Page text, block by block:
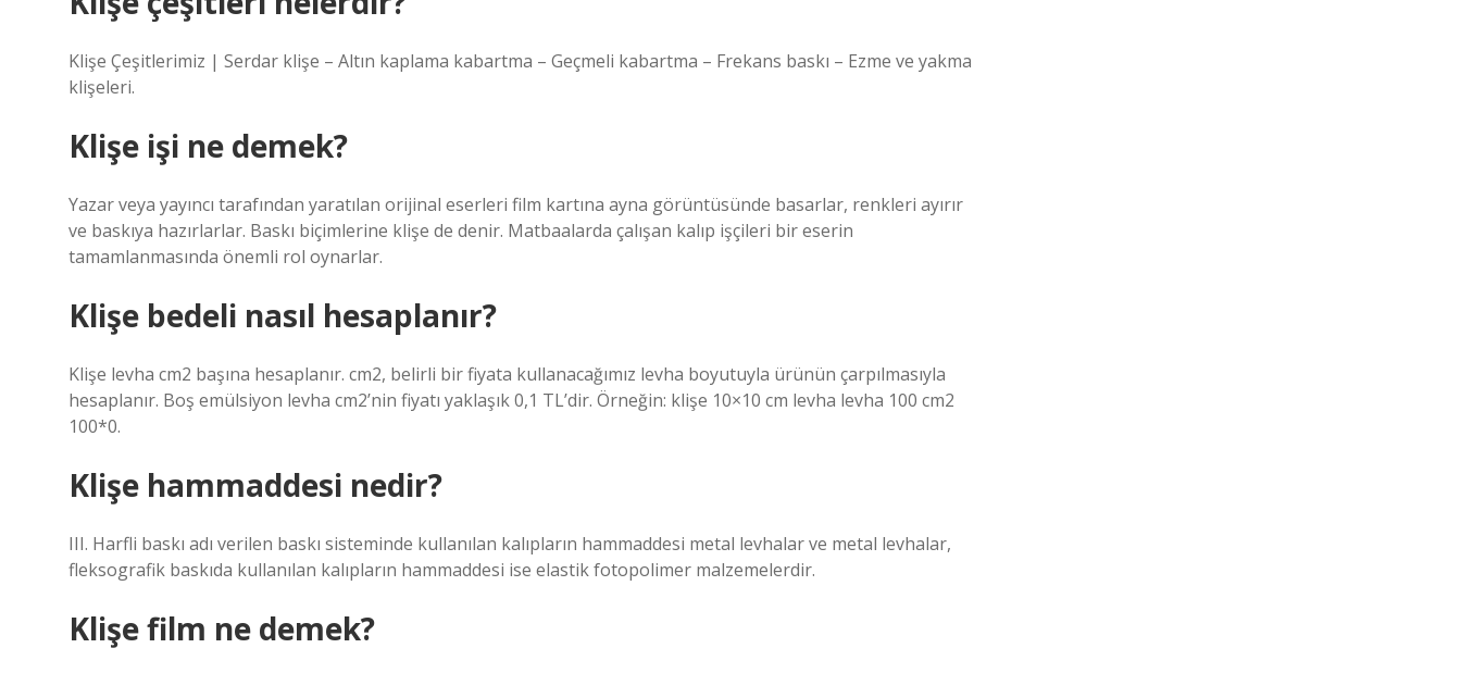
Klişe Çeşitlerimiz | Serdar klişe – Altın kaplama kabartma – Geçmeli kabartma – Frekans baskı – Ezme ve yakma
klişeleri.
Klişe işi ne demek?
Yazar veya yayıncı tarafından yaratılan orijinal eserleri film kartına ayna görüntüsünde basarlar, renkleri ayırır
ve baskıya hazırlarlar. Baskı biçimlerine klişe de denir. Matbaalarda çalışan kalıp işçileri bir eserin
tamamlanmasında önemli rol oynarlar.
Klişe bedeli nasıl hesaplanır?
Klişe levha cm2 başına hesaplanır. cm2, belirli bir fiyata kullanacağımız levha boyutuyla ürünün çarpılmasıyla
hesaplanır. Boş emülsiyon levha cm2’nin fiyatı yaklaşık 0,1 TL’dir. Örneğin: klişe 10×10 cm levha levha 100 cm2
100*0.
Klişe hammaddesi nedir?
III. Harfli baskı adı verilen baskı sisteminde kullanılan kalıpların hammaddesi metal levhalar ve metal levhalar,
fleksografik baskıda kullanılan kalıpların hammaddesi ise elastik fotopolimer malzemelerdir.
Klişe film ne demek?